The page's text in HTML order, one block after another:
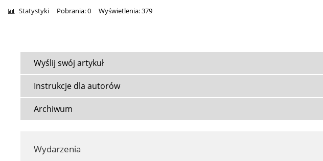
Statystyki Pobrania: 0 Wyświetlenia: 379
Wyślij swój artykuł
Instrukcje dla autorów
Archiwum
Wydarzenia